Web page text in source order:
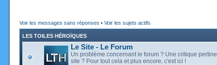
Voir les messages sans réponses • Voir les sujets actifs
LES TOILES HÉROÏQUES
Le Site - Le Forum
Un problème concernant le forum ? Une critique
site ? Pour tout cela et plus encore, c'est ici !